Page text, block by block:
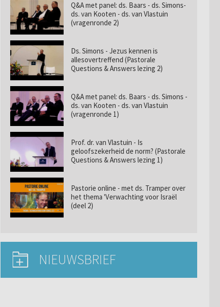
Q&A met panel: ds. Baars - ds. Simons-
ds. van Kooten - ds. van Vlastuin
(vragenronde 2)
Ds. Simons - Jezus kennen is
allesovertreffend (Pastorale
Questions & Answers lezing 2)
Q&A met panel: ds. Baars - ds. Simons -
ds. van Kooten - ds. van Vlastuin
(vragenronde 1)
Prof. dr. van Vlastuin - Is
geloofszekerheid de norm? (Pastorale
Questions & Answers lezing 1)
Pastorie online - met ds. Tramper over
het thema 'Verwachting voor Israël
(deel 2)
NIEUWSBRIEF